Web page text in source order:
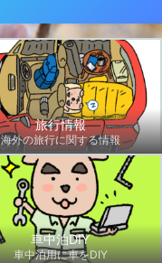
旅行情報
海外の旅行に関する情報
車中泊DIY
車中泊用に車をDIY